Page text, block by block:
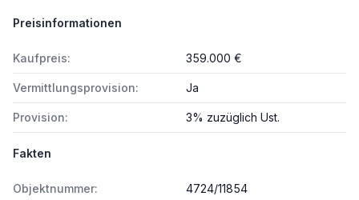
Preisinformationen
Kaufpreis: 359.000 €
Vermittlungsprovision: Ja
Provision: 3% zuzüglich Ust.
Fakten
Objektnummer: 4724/11854